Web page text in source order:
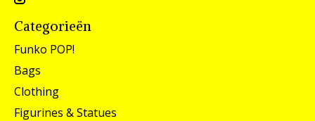
Categorieën
Funko POP!
Bags
Clothing
Figurines & Statues